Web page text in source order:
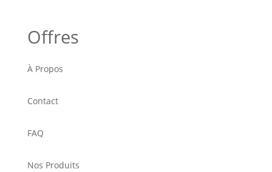
Offres
À Propos
Contact
FAQ
Nos Produits